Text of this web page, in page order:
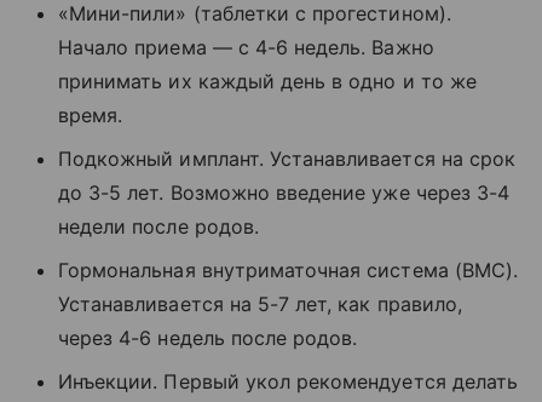
«Мини-пили» (таблетки с прогестином).
Начало приема — с 4-6 недель. Важно
принимать их каждый день в одно и то же
время.
Подкожный имплант. Устанавливается на срок
до 3-5 лет. Возможно введение уже через 3-4
недели после родов.
Гормональная внутриматочная система (ВМС).
Устанавливается на 5-7 лет, как правило,
через 4-6 недель после родов.
Инъекции. Первый укол рекомендуется делать